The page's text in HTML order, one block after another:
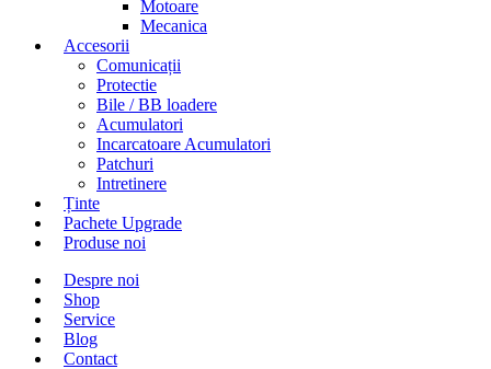
Motoare
Mecanica
Accesorii
Comunicații
Protectie
Bile / BB loadere
Acumulatori
Incarcatoare Acumulatori
Patchuri
Intretinere
Ținte
Pachete Upgrade
Produse noi
Despre noi
Shop
Service
Blog
Contact